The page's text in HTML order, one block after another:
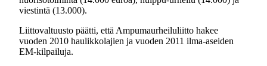
viestintä (13.000).
Liittovaltuusto päätti, että Ampumaurheiluliitto hakee
vuoden 2010 haulikkolajien ja vuoden 2011 ilma-aseiden
EM-kilpailuja.